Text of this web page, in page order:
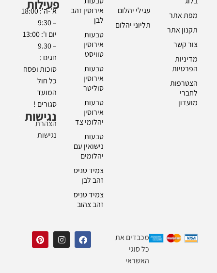
מפת אתר
תקנון אתר
צור קשר
מדיניות
הפרטיות
הצטרפות
לחברי
מועדון
עגילי יהלום
תליוני יהלום
אירוסין זהב
לבן
טבעות
אירוסין
טוויסט
טבעות
אירוסין
סוליטר
טבעות
אירוסין
יהלומי צד
טבעות
נישואין עם
יהלומים
צמיד טניס
זהב לבן
צמיד טניס
זהב צהוב
פעילות
א'-ה': 18:00
– 9:30
יום ו': 13:00
– 9.30
חגים :
סוכות ופסח
כל חול
המועד
סגורים !
נגישות
הצהרת
נגישות
מכבדים את
כל סוגי
האשראי